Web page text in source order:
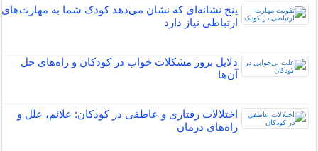
پنج نشانه‌ای که نشان می‌دهد کودک شما به مهارت‌های
ارتباطی نیاز دارد
دلایل بروز مشکلات خواب در کودکان و راه‌های حل
آن‌ها
اختلالات رفتاری و عاطفی در کودکان: علائم، علل و
راه‌های درمان